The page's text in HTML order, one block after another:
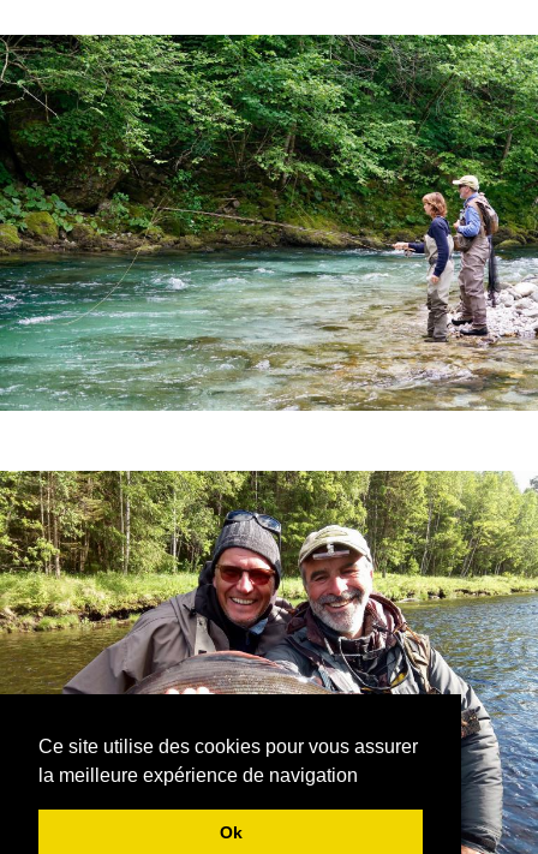
Ce site utilise des cookies pour vous assurer
la meilleure expérience de navigation
Ok